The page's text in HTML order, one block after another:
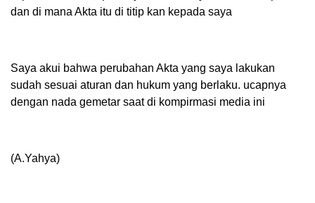
dan di mana Akta itu di titip kan kepada saya
Saya akui bahwa perubahan Akta yang saya lakukan
sudah sesuai aturan dan hukum yang berlaku. ucapnya
dengan nada gemetar saat di kompirmasi media ini
(A.Yahya)